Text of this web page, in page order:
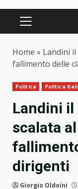
PRIMARY
Home » Landini
fallimento delle
Politica Politica
Landini il
scalata
dirigenti
Giorgio Oldoini